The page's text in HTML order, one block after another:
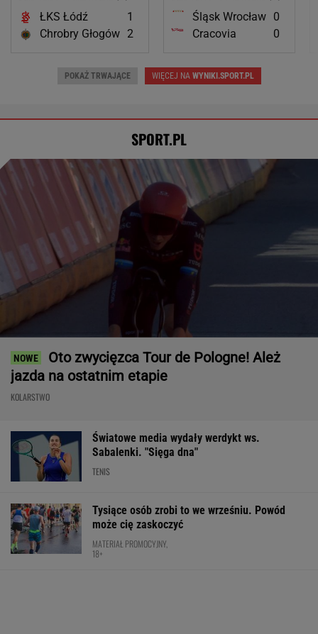
ŁKS Łódź
1
Chrobry Głogów 2
Śląsk Wrocław 0
Cracovia
0
POKAŻ TRWAJĄCE WIĘCEJ NA WYNIKI.SPORT.PL
SPORT.PL
Oto zwycięzca Tour de Pologne! Ależ
jazda na ostatnim etapie
KOLARSTWO
Światowe media wydały werdykt ws.
Sabalenki. "Sięga dna"
TENIS
Tysiące osób zrobi to we wrześniu. Powód
może cię zaskoczyć
MATERIAŁ PROMOCYJNY,
18+